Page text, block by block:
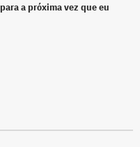
a próxima vez que eu